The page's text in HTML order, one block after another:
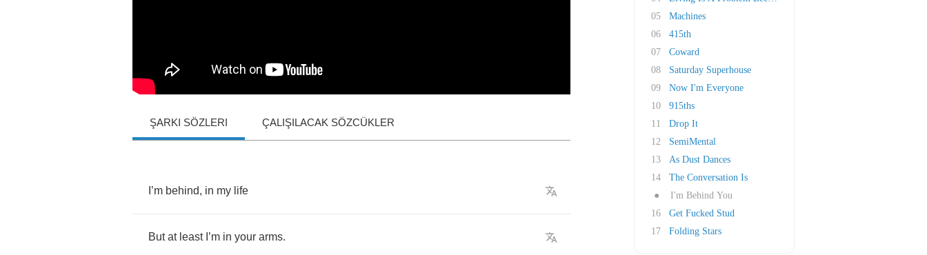
ŞARKI SÖZLERI ÇALIŞILACAK SÖZCÜKLER
’m behind, in my life
But at least ’m in your arms.
05
Machines
06
415th
07
Coward
08
Saturday Superhouse
09
Now I'm Everyone
10
915ths
11
Drop It
12
SemiMental
13
As Dust Dances
14
The Conversation Is
●
I'm Behind You
16
Get Fucked Stud
17
Folding Stars